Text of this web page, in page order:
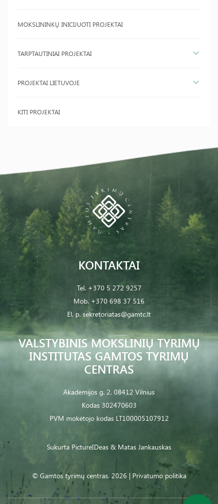
MOKSLININKŲ INICIJUOTI PROJEKTAI
TARPTAUTINIAI PROJEKTAI
PROJEKTAI LIETUVOJE
KITI PROJEKTAI
VALSTYBINIS MOKSLINIŲ TYRIMŲ
INSTITUTAS GAMTOS TYRIMŲ
CENTRAS
Akademijos g. 2, 08412 Vilnius
Kodas 302470603
PVM mokėtojo kodas LT100005107912
KONTAKTAI
Tel. +370 5 272 9257
Mob. +370 698 37 516
El. p. sekretoriatas@gamtc.lt
© Gamtos tyrimų centras. 2026 | Privatumo politika
Sukurta PictureIDeas & Matas Jankauskas